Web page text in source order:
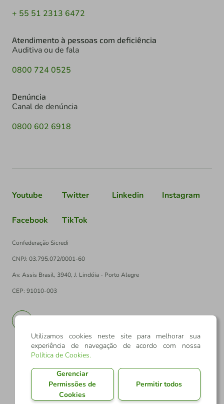
+ 55 51 2313 6472
Atendimento à pessoas com deficiência
Auditiva ou de fala
0800 724 0525
Denúncia
Canal de denúncia
0800 602 6918
Youtube Twitter Linkedin Instagram
Facebook TikTok
Confederação Sicredi
CNPJ: 03.795.072/0001-60
Av. Assis Brasil, 3940, J. Lindóia - Porto Alegre
CEP: 91010-003
Utilizamos cookies neste site para melhorar sua
experiência de navegação de acordo com nossa
Política de Cookies.
Gerenciar
Permissões de
Cookies
Permitir todos